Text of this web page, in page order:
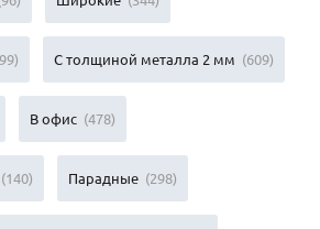
С толщиной металла 2 мм (609)
В офис (478)
(140) Парадные (298)